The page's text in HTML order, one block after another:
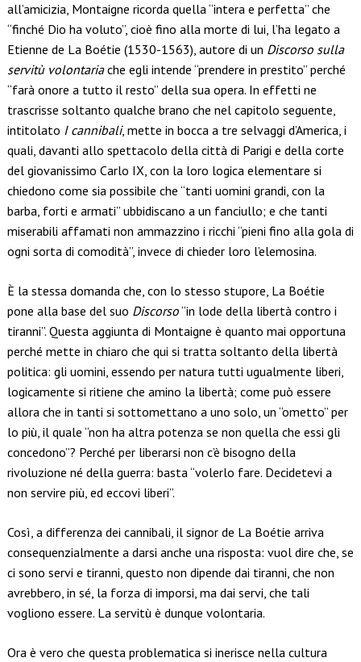
all’amicizia, Montaigne ricorda quella “intera e perfetta” che
“finché Dio ha voluto”, cioè fino alla morte di lui, l’ha legato a
Etienne de La Boétie (1530-1563), autore di un Discorso sulla
servitù volontariache egli intende “prendere in prestito” perché
“farà onore a tutto il resto” della sua opera. In effetti ne
trascrisse soltanto qualche brano che nel capitolo seguente,
intitolato I cannibali, mette in bocca a tre selvaggi d’America, i
quali, davanti allo spettacolo della città di Parigi e della corte
del giovanissimo Carlo IX, con la loro logica elementare si
chiedono come sia possibile che “tanti uomini grandi, con la
barba, forti e armati” ubbidiscano a un fanciullo; e che tanti
miserabili affamati non ammazzino i ricchi “pieni fino alla gola di
ogni sorta di comodità”, invece di chieder loro l’elemosina.
È la stessa domanda che, con lo stesso stupore, La Boétie
pone alla base del suo Discorso“in lode della libertà contro i
tiranni”. Questa aggiunta di Montaigne è quanto mai opportuna
perché mette in chiaro che qui si tratta soltanto della libertà
politica: gli uomini, essendo per natura tutti ugualmente liberi,
logicamente si ritiene che amino la libertà; come può essere
allora che in tanti si sottomettano a uno solo, un “ometto” per
lo più, il quale “non ha altra potenza se non quella che essi gli
concedono”? Perché per liberarsi non c’è bisogno della
rivoluzione né della guerra: basta “volerlo fare. Decidetevi a
non servire più, ed eccovi liberi”.
Così, a differenza dei cannibali, il signor de La Boétie arriva
consequenzialmente a darsi anche una risposta: vuol dire che, se
ci sono servi e tiranni, questo non dipende dai tiranni, che non
avrebbero, in sé, la forza di imporsi, ma dai servi, che tali
vogliono essere. La servitù è dunque volontaria.
Ora è vero che questa problematica si inerisce nella cultura